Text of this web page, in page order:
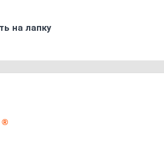
на лапку
®